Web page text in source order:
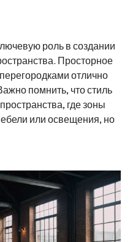
роль в создании
Просторное
отлично
помнить, что стиль
где зоны
или освещения, но